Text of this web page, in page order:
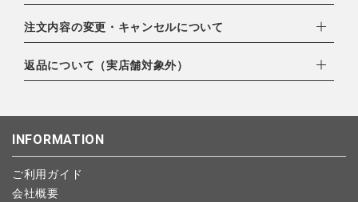
・クレジットカード（VISA,mastercard,JCB,AMERICAN
EXPRESS,Diners Club）
・amazonペイメント
・楽天ペイ
・PayPay
配達業者：日本郵便
北海道：1,400円
注文内容の変更・キャンセルについて
ご注文日当日から翌日のAM9:00までにご連絡頂いた場合はキャ
ンセルは可能です。
します。
予約商品など一部キャンセルが出来ない場合がございます。あら
かじめご了承ください。
返品について（実店舗対象外）
こちら よりご依頼ください。
INFORMATION
ご利用ガイド
会社概要